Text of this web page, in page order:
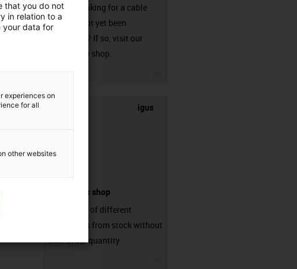
Are you looking for a cable
that has not yet been
harnessed? If so, visit our
chainflex® shop.
igus
connectors shop
big variaty of different
connectors from stock without
min. order quantity
that you do not
in relation to a
your data for
experiences on
for all
other websites